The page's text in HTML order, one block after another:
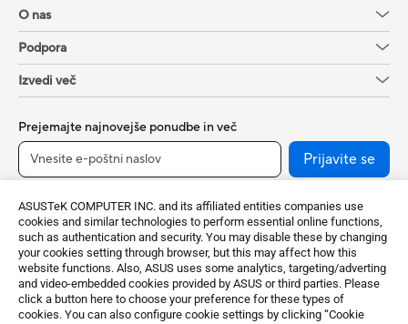
ASUSTeK COMPUTER INC. and its affiliated entities companies use
cookies and similar technologies to perform essential online functions,
such as authentication and security. You may disable these by changing
your cookies setting through browser, but this may affect how this
website functions. Also, ASUS uses some analytics, targeting/adverting
and video-embedded cookies provided by ASUS or third parties. Please
click a button here to choose your preference for these types of
cookies. You can also configure cookie settings by clicking “Cookie
O nas
Podpora
Izvedi več
Prejemajte najnovejše ponudbe in več
Prijavite se